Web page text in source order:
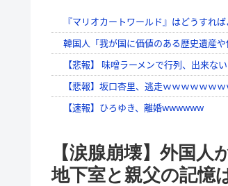
【涙腺崩壊】外国
地下室と親父の記憶